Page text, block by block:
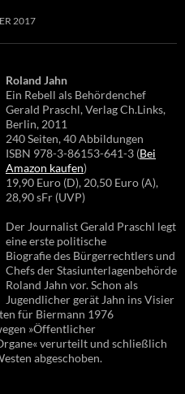
2017
Roland Jahn
Ein Rebell als Behördenchef
Gerald Praschl, Verlag Ch.Links,
Berlin, 2011
240 Seiten, 40 Abbildungen
ISBN 978-3-86153-641-3 (Bei
Amazon kaufen)
19,90 Euro (D), 20,50 Euro (A),
28,90 sFr (UVP)
Der Journalist Gerald Praschl legt
eine erste politische
Biografie des Bürgerrechtlers und
Chefs der Stasiunterlagenbehörde
Roland Jahn vor. Schon als
Jugendlicher gerät Jahn ins Visier
für Biermann 1976
»Öffentlicher
verurteilt und schließlich
abgeschoben.